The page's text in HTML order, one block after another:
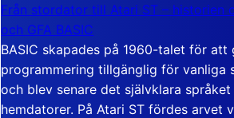
Från stordator till Atari ST – historien
och GFA BASIC
BASIC skapades på 1960-talet för att
programmering tillgänglig för vanliga
och blev senare det självklara
hemdatorer. På Atari ST fördes arvet